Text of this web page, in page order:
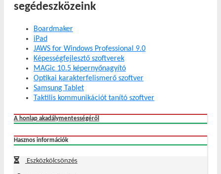
segédeszközeink
Boardmaker
iPad
JAWS for Windows Professional 9.0
Képességfejlesztő szoftverek
MAGic 10.5 képernyőnagyító
Optikai karakterfelismerő szoftver
Samsung Tablet
Taktilis kommunikációt tanító szoftver
A honlap akadálymentességéről
Hasznos információk
Eszközkölcsönzés